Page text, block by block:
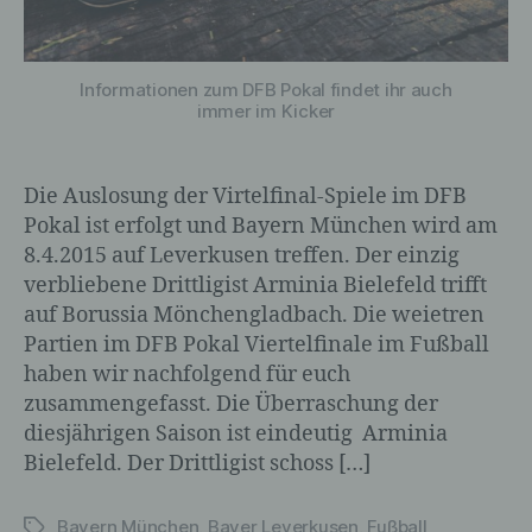
Informationen zum DFB Pokal findet ihr auch
immer im Kicker
Die Auslosung der Virtelfinal-Spiele im DFB
Pokal ist erfolgt und Bayern München wird am
8.4.2015 auf Leverkusen treffen. Der einzig
verbliebene Drittligist Arminia Bielefeld trifft
auf Borussia Mönchengladbach. Die weietren
Partien im DFB Pokal Viertelfinale im Fußball
haben wir nachfolgend für euch
zusammengefasst. Die Überraschung der
diesjährigen Saison ist eindeutig Arminia
Bielefeld. Der Drittligist schoss […]
Bayern München, Bayer Leverkusen, Fußball
im Zusammenhang mit
personenbezogenen Daten wie das
Erheben, das Erfassen, die Organisation,
das Ordnen, die Speicherung, die
Anpassung oder Veränderung, das
Bereitstellung, den Abgleich oder die
Verknüpfung, die Einschränkung, das
Löschen oder die Vernichtung.
d) Einschränkung der Verarbeitung
Einschränkung der Verarbeitung ist die
Markierung gespeicherter
personenbezogener Daten mit dem Ziel,